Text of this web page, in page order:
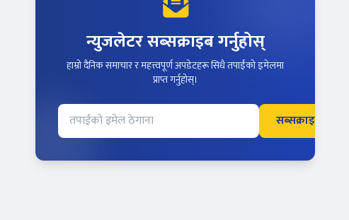
न्युजलेटर सब्सक्राइब गर्नुहोस्
हाम्रो दैनिक समाचार र महत्त्वपूर्ण अपडेटहरू सिधै तपाईंको इमेलमा
प्राप्त गर्नुहोस्।
सब्सक्राइब